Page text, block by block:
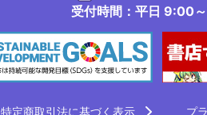
受付時間：平日 9:00
特定商取引法に基づく表示 プ